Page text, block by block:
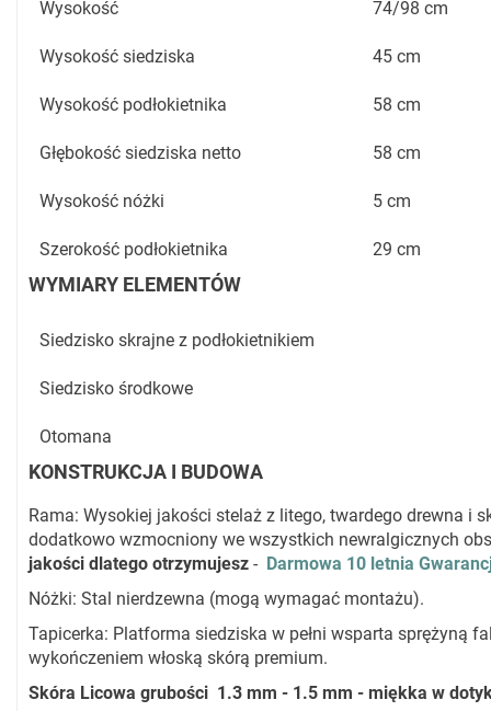
Wysokość 74/98 cm
Wysokość siedziska 45 cm
Wysokość podłokietnika 58 cm
Głębokość siedziska netto 58 cm
Wysokość nóżki 5 cm
Szerokość podłokietnika 29 cm
WYMIARY ELEMENTÓW
Siedzisko skrajne z podłokietnikiem
Siedzisko środkowe
Otomana
KONSTRUKCJA I BUDOWA
Rama: Wysokiej jakości stelaż z litego, twardego drewna i
dodatkowo wzmocniony we wszystkich newralgicznych
jakości dlatego otrzymujesz - Darmowa 10 letnia
Nóżki: Stal nierdzewna (mogą wymagać montażu).
Tapicerka: Platforma siedziska w pełni wsparta sprężyną
wykończeniem włoską skórą premium.
Skóra Licowa grubości 1.3 mm - 1.5 mm - miękka w